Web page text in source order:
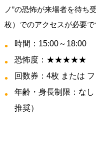
ノ”の恐怖が来場者を待ち
枚）でのアクセスが必要で
時間：15:00～18:00
恐怖度：★★★★★
回数券：4枚 または
年齢・身長制限：な
推奨）